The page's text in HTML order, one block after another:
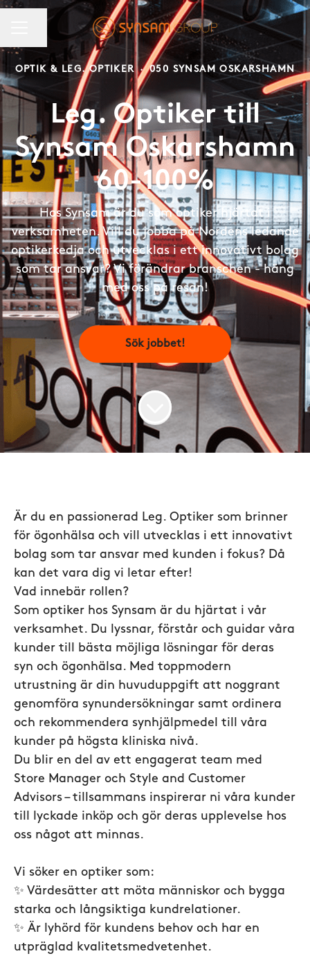
KARRIÄRMENY
Dela sidan
OPTIK & LEG. OPTIKER · 050 SYNSAM OSKARSHAMN
Leg. Optiker till
Synsam Oskarshamn
60-100%
Hos Synsam är du som optiker hjärtat i
verksamheten. Vill du jobba på Nordens ledande
optikerkedja och utvecklas i ett innovativt bolag
som tar ansvar? Vi förändrar branschen - häng
med oss på resan!
Sök jobbet!
Är du en passionerad Leg. Optiker som brinner
för ögonhälsa och vill utvecklas i ett innovativt
bolag som tar ansvar med kunden i fokus? Då
kan det vara dig vi letar efter!
Vad innebär rollen?
Som optiker hos Synsam är du hjärtat i vår
verksamhet. Du lyssnar, förstår och guidar våra
kunder till bästa möjliga lösningar för deras
syn och ögonhälsa. Med toppmodern
utrustning är din huvuduppgift att noggrant
genomföra synundersökningar samt ordinera
och rekommendera synhjälpmedel till våra
kunder på högsta kliniska nivå.
Du blir en del av ett engagerat team med
Store Manager och Style and Customer
Advisors – tillsammans inspirerar ni våra kunder
till lyckade inköp och gör deras upplevelse hos
oss något att minnas.
Vi söker en optiker som:
✨ Värdesätter att möta människor och bygga
starka och långsiktiga kundrelationer.
✨ Är lyhörd för kundens behov och har en
utpräglad kvalitetsmedvetenhet.